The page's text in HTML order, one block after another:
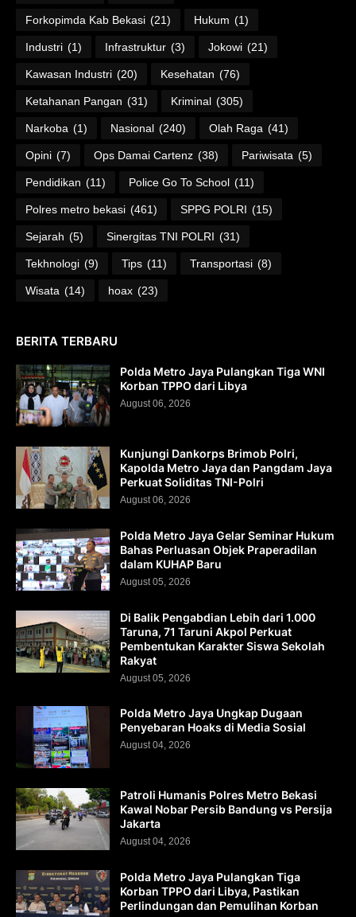
Forkopimda Kab Bekasi (21) Hukum (1)
Industri (1) Infrastruktur (3) Jokowi (21)
Kawasan Industri (20) Kesehatan (76)
Ketahanan Pangan (31) Kriminal (305)
Narkoba (1) Nasional (240) Olah Raga (41)
Opini (7) Ops Damai Cartenz (38) Pariwisata (5)
Pendidikan (11) Police Go To School (11)
Polres metro bekasi (461) SPPG POLRI (15)
Sejarah (5) Sinergitas TNI POLRI (31)
Tekhnologi (9) Tips (11) Transportasi (8)
Wisata (14) hoax (23)
BERITA TERBARU
Polda Metro Jaya Pulangkan Tiga WNI
Korban TPPO dari Libya
August 06, 2026
Kunjungi Dankorps Brimob Polri,
Kapolda Metro Jaya dan Pangdam Jaya
Perkuat Soliditas TNI-Polri
August 06, 2026
Polda Metro Jaya Gelar Seminar Hukum
Bahas Perluasan Objek Praperadilan
dalam KUHAP Baru
August 05, 2026
Di Balik Pengabdian Lebih dari 1.000
Taruna, 71 Taruni Akpol Perkuat
Pembentukan Karakter Siswa Sekolah
Rakyat
August 05, 2026
Polda Metro Jaya Ungkap Dugaan
Penyebaran Hoaks di Media Sosial
August 04, 2026
Patroli Humanis Polres Metro Bekasi
Kawal Nobar Persib Bandung vs Persija
Jakarta
August 04, 2026
Polda Metro Jaya Pulangkan Tiga
Korban TPPO dari Libya, Pastikan
Perlindungan dan Pemulihan Korban